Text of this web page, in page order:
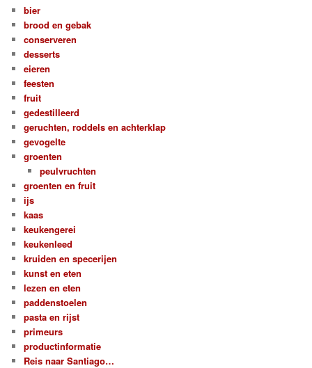
bier
brood en gebak
conserveren
desserts
eieren
feesten
fruit
gedestilleerd
geruchten, roddels en achterklap
gevogelte
groenten
peulvruchten
groenten en fruit
ijs
kaas
keukengerei
keukenleed
kruiden en specerijen
kunst en eten
lezen en eten
paddenstoelen
pasta en rijst
primeurs
productinformatie
Reis naar Santiago…